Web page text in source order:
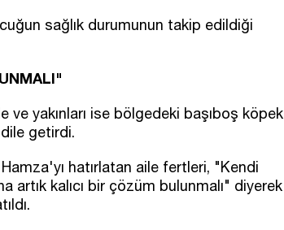
sağlık durumunun takip edildiği
ve yakınları ise bölgedeki başıboş köpek
getirdi.
hatırlatan aile fertleri, "Kendi
artık kalıcı bir çözüm bulunmalı" diyerek